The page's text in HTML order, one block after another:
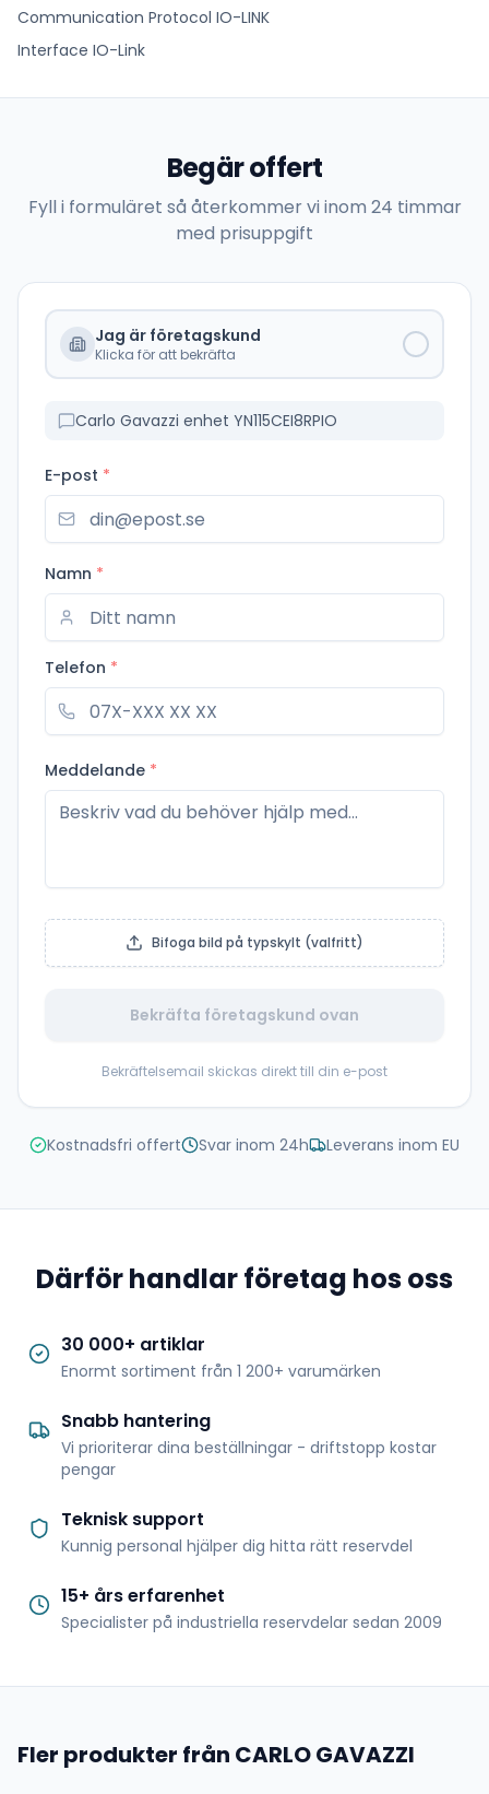
Communication Protocol IO-LINK
Interface IO-Link
Begär offert
Fyll i formuläret så återkommer vi inom 24 timmar
med prisuppgift
Jag är företagskund
Klicka för att bekräfta
Carlo Gavazzi enhet YN115CEI8RPIO
E-post *
Namn *
Telefon *
Meddelande *
Bifoga bild på typskylt (valfritt)
Bekräfta företagskund ovan
Bekräftelsemail skickas direkt till din e-post
Kostnadsfri offert Svar inom 24h Leverans inom EU
Därför handlar företag hos oss
30 000+ artiklar
Enormt sortiment från 1 200+ varumärken
Snabb hantering
Vi prioriterar dina beställningar - driftstopp kostar
pengar
Teknisk support
Kunnig personal hjälper dig hitta rätt reservdel
15+ års erfarenhet
Specialister på industriella reservdelar sedan 2009
Fler produkter från CARLO GAVAZZI